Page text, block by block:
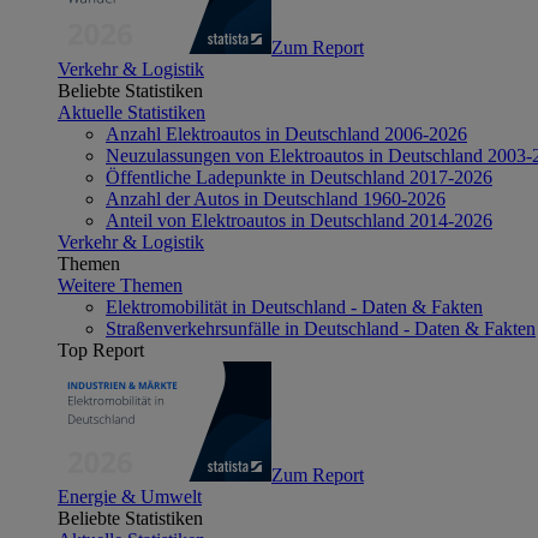
Zum Report
Verkehr & Logistik
Beliebte Statistiken
Aktuelle Statistiken
Anzahl Elektroautos in Deutschland 2006-2026
Neuzulassungen von Elektroautos in Deutschland 2003-
Öffentliche Ladepunkte in Deutschland 2017-2026
Anzahl der Autos in Deutschland 1960-2026
Anteil von Elektroautos in Deutschland 2014-2026
Verkehr & Logistik
Themen
Weitere Themen
Elektromobilität in Deutschland - Daten & Fakten
Straßenverkehrsunfälle in Deutschland - Daten & Fakten
Top Report
Zum Report
Energie & Umwelt
Beliebte Statistiken